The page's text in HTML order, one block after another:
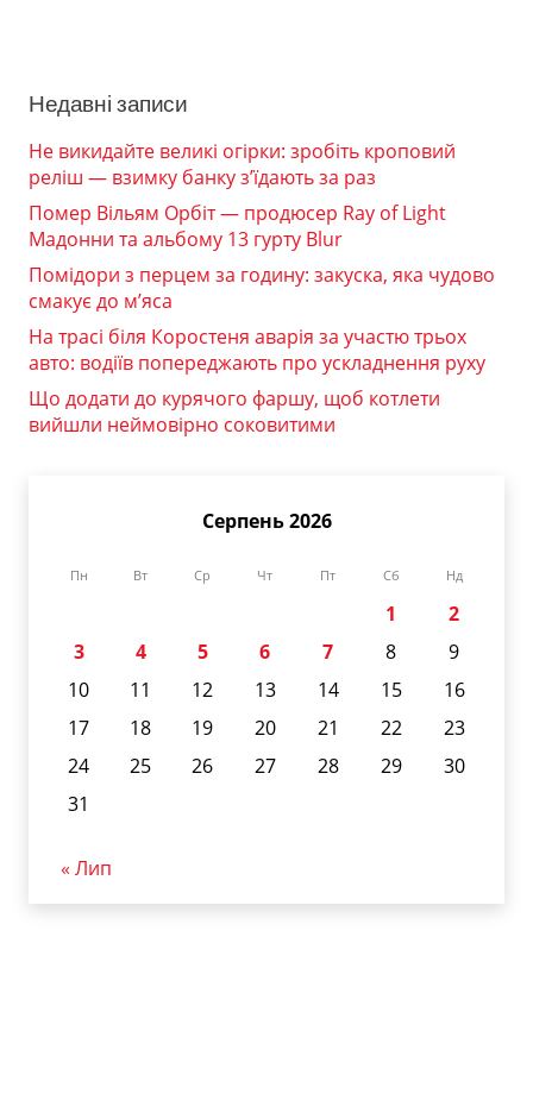
Недавні записи
Не викидайте великі огірки: зробіть кроповий
реліш — взимку банку з’їдають за раз
Помер Вільям Орбіт — продюсер Ray of Light
Мадонни та альбому 13 гурту Blur
Помідори з перцем за годину: закуска, яка чудово
смакує до м’яса
На трасі біля Коростеня аварія за участю трьох
авто: водіїв попереджають про ускладнення руху
Що додати до курячого фаршу, щоб котлети
вийшли неймовірно соковитими
Серпень 2026
Пн Вт Ср Чт Пт Сб Нд
1
2
3
4 5 6 7 8
9
10
11 12 13 14 15
16
17
18 19 20 21 22
23
24
25 26 27 28 29
30
31
« Лип